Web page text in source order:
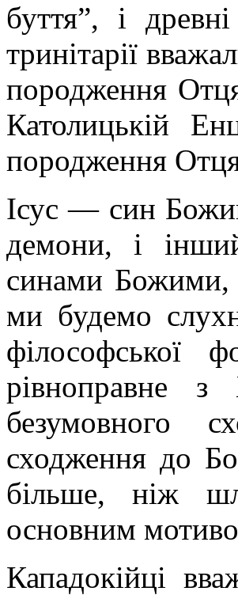
буття”, і
тринітарії
породження
Католицькій
породження
Ісус — син
демони, і
синами Божими,
ми будемо
філософської
рівноправне
безумовного
сходження до
більше, ніж
основним
Кападокійці